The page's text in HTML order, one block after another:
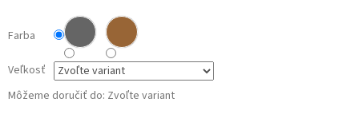
Farba
Veľkosť
Môžeme doručiť do: Zvoľte variant